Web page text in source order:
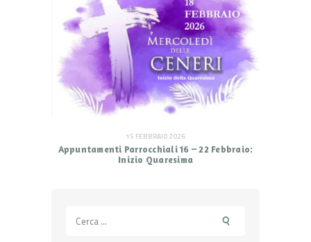
15 FEBBRAIO 2026
Appuntamenti Parrocchiali 16 – 22 Febbraio:
Inizio Quaresima
per: